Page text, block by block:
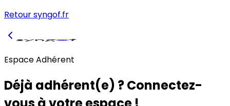
Retour syngof.fr
Espace Adhérent
Déjà adhérent(e) ? Connectez-